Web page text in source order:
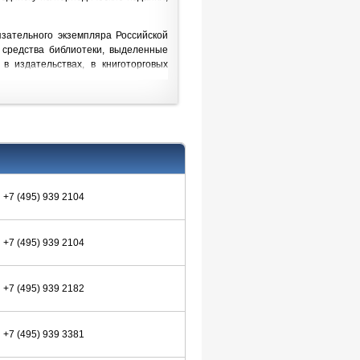
экземпляра Российской
библиотеки, выделенные
в книготорговых
из других источников.
+7 (495) 939 2104
+7 (495) 939 2104
+7 (495) 939 2182
+7 (495) 939 3381